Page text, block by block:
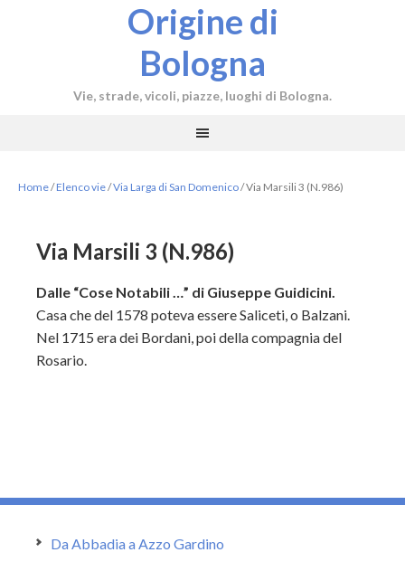
Origine di
Bologna
Vie, strade, vicoli, piazze, luoghi di Bologna.
Home/Elenco vie/Via Larga di San Domenico/Via Marsili 3 (N.986)
Via Marsili 3 (N.986)
Dalle “Cose Notabili …” di Giuseppe Guidicini.
Casa che del 1578 poteva essere Saliceti, o Balzani.
Nel 1715 era dei Bordani, poi della compagnia del
Rosario.
Da Abbadia a Azzo Gardino